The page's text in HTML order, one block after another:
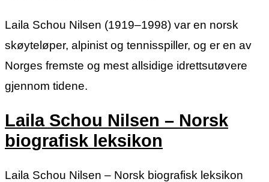
Laila Schou Nilsen (1919–1998) var en norsk
skøyteløper, alpinist og tennisspiller, og er en av
Norges fremste og mest allsidige idrettsutøvere
gjennom tidene.
Laila Schou Nilsen – Norsk
biografisk leksikon
Laila Schou Nilsen – Norsk biografisk leksikon